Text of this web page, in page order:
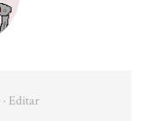
· Editar